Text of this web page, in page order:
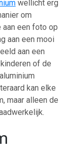
wellicht erg
om
aan een foto op
aan een mooi
aan een
of de
kan elke
maar alleen de